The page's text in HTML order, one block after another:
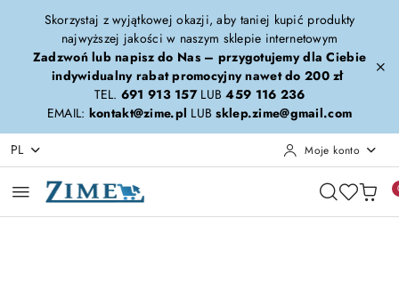
Przejdź do treści głównej
Przejdź do wyszukiwarki
Przejdź do moje konto
Przejdź do menu głównego
Przejdź do opisu produktu
Przejdź do stopki
Skorzystaj z wyjątkowej okazji, aby taniej kupić produkty
najwyższej jakości w naszym sklepie internetowym
Zadzwoń lub napisz do Nas – przygotujemy dla Ciebie
indywidualny rabat promocyjny nawet do 200 zł
TEL. 691 913 157LUB459 116 236
EMAIL: kontakt@zime.pl LUBsklep.zime@gmail.com
PL Moje konto